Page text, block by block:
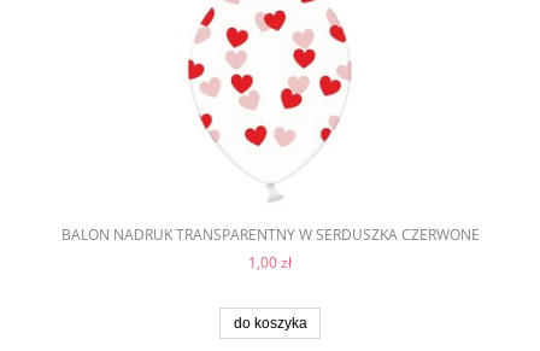
BALON NADRUK TRANSPARENTNY W SERDUSZKA CZERWONE
1,00 zł
do koszyka